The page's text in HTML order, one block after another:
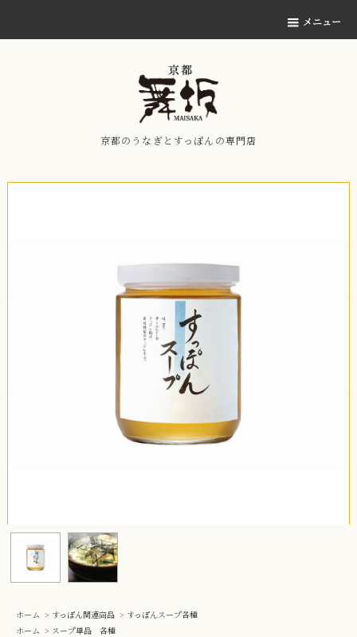
メニュー
京都のうなぎとすっぽんの専門店
ホーム > すっぽん関連商品 > すっぽんスープ各種
ホーム > スープ単品 各種